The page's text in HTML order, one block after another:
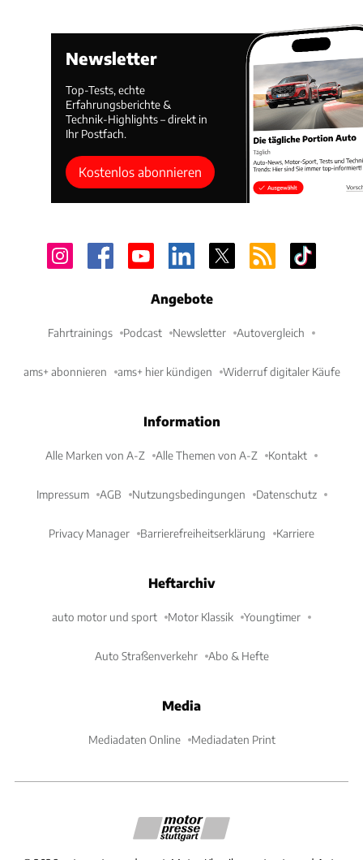
Newsletter
Top-Tests, echte
Erfahrungsberichte &
Technik-Highlights – direkt in
Ihr Postfach.
Kostenlos abonnieren
Angebote
Fahrtrainings Podcast Newsletter Autovergleich
ams+ abonnieren ams+ hier kündigen Widerruf digitaler Käufe
Information
Alle Marken von A-Z Alle Themen von A-Z Kontakt
Impressum AGB Nutzungsbedingungen Datenschutz
Privacy Manager Barrierefreiheitserklärung Karriere
Heftarchiv
auto motor und sport Motor Klassik Youngtimer
Auto Straßenverkehr Abo & Hefte
Media
Mediadaten Online Mediadaten Print